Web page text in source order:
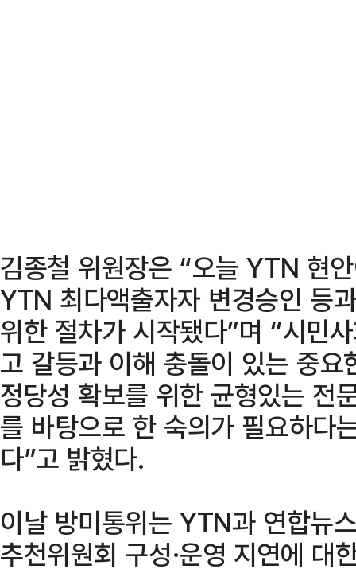
김종철 위원장은 “오늘 YTN 현
YTN 최다액출자자 변경승인 등
위한 절차가 시작됐다”며 “시민
고 갈등과 이해 충돌이 있는 중요
정당성 확보를 위한 균형있는 전
를 바탕으로 한 숙의가 필요하다
다”고 밝혔다.
이날 방미통위는 YTN과 연합뉴
추천위원회 구성·운영 지연에 대